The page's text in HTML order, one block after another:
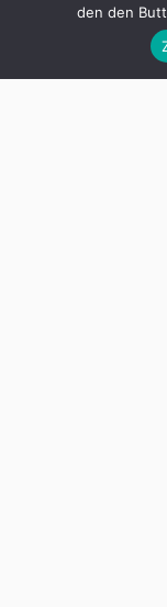
den den